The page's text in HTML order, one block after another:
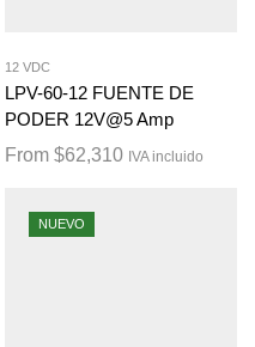
12 VDC
LPV-60-12 FUENTE DE
PODER 12V@5 Amp
From $62,310 IVA incluido
NUEVO